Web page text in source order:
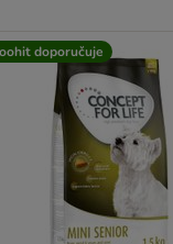
doporučuje